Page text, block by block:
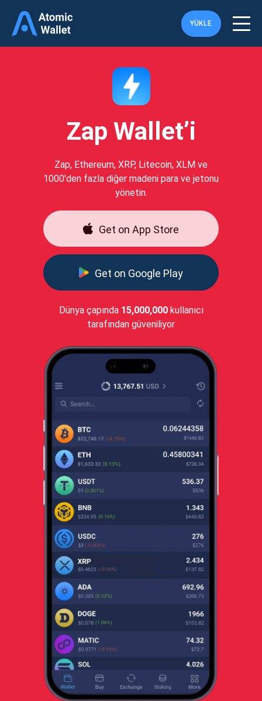
YÜKLE
Zap Wallet’i
Zap, Ethereum, XRP, Litecoin, XLM ve
1000'den fazla diğer madeni para ve jetonu
yönetin.
Get on App Store
Get on Google Play
Dünya çapında 15,000,000kullanıcı
tarafından güveniliyor